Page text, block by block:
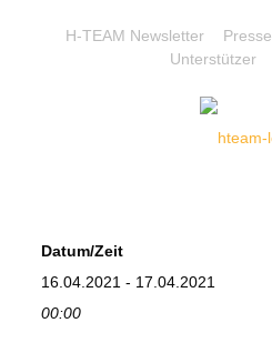
H-TEAM Newsletter Presse
Unterstützer
Datum/Zeit
16.04.2021 - 17.04.2021
00:00